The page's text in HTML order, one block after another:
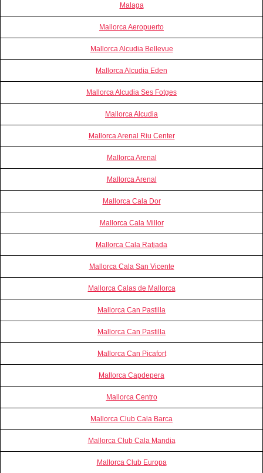
Malaga
Mallorca Aeropuerto
Mallorca Alcudia Bellevue
Mallorca Alcudia Eden
Mallorca Alcudia Ses Fotges
Mallorca Alcudia
Mallorca Arenal Riu Center
Mallorca Arenal
Mallorca Arenal
Mallorca Cala Dor
Mallorca Cala Millor
Mallorca Cala Ratjada
Mallorca Cala San Vicente
Mallorca Calas de Mallorca
Mallorca Can Pastilla
Mallorca Can Pastilla
Mallorca Can Picafort
Mallorca Capdepera
Mallorca Centro
Mallorca Club Cala Barca
Mallorca Club Cala Mandia
Mallorca Club Europa